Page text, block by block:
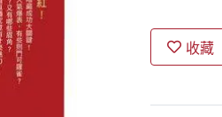
收藏